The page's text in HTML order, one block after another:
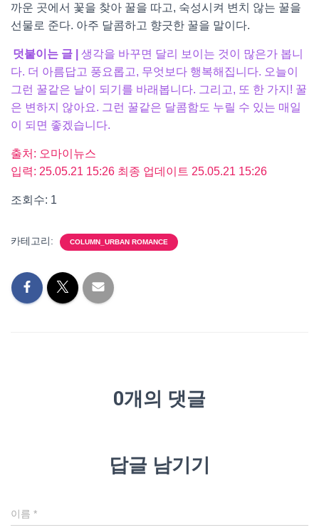
까운 곳에서 꽃을 찾아 꿀을 따고, 숙성시켜 변치 않는 꿀을
선물로 준다. 아주 달콤하고 향긋한 꿀을 말이다.
덧붙이는 글 |생각을 바꾸면 달리 보이는 것이 많은가 봅니
다. 더 아름답고 풍요롭고, 무엇보다 행복해집니다. 오늘이
그런 꿀같은 날이 되기를 바래봅니다. 그리고, 또 한 가지! 꿀
은 변하지 않아요. 그런 꿀같은 달콤함도 누릴 수 있는 매일
이 되면 좋겠습니다.
출처: 오마이뉴스
입력: 25.05.21 15:26 최종 업데이트 25.05.21 15:26
조회수: 1
카테고리: COLUMN_URBAN ROMANCE
0개의 댓글
답글 남기기
이름 *